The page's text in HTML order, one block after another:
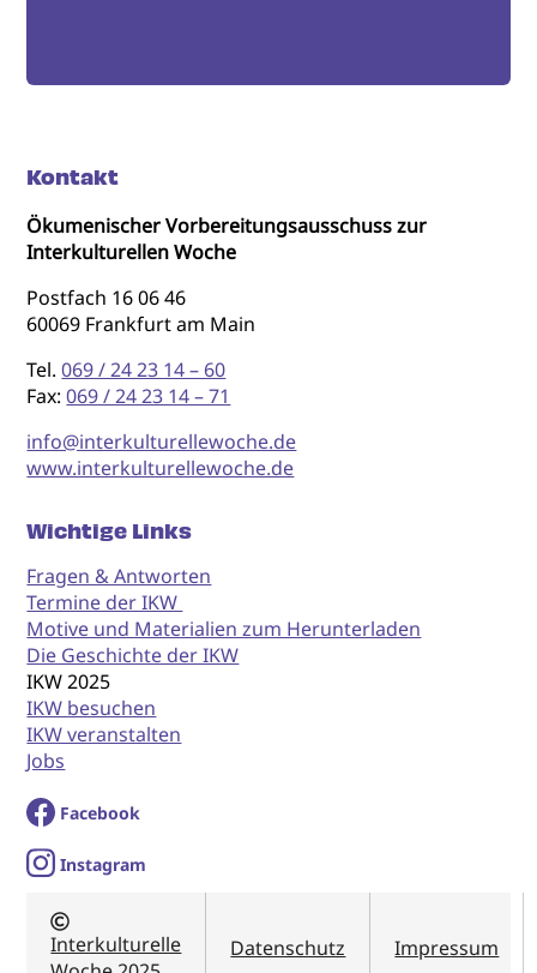
Kontakt
Ökumenischer Vorbereitungsausschuss zur
Interkulturellen Woche
Postfach 16 06 46
60069 Frankfurt am Main
Tel.069 / 24 23 14 – 60
Fax:069 / 24 23 14 – 71
info@interkulturellewoche.de
www.interkulturellewoche.de
Wichtige Links
Fragen & Antworten
Termine der IKW
Motive und Materialien zum Herunterladen
Die Geschichte der IKW
IKW 2025
IKW besuchen
IKW veranstalten
Jobs
Facebook
Instagram
Interkulturelle
Datenschutz Impressum